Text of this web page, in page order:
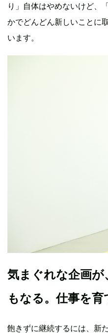
り」自体はやめないけど、
かでどんどん新しいことに
います。
気まぐれな企画
もなる。仕事を
飽きずに継続するには、新